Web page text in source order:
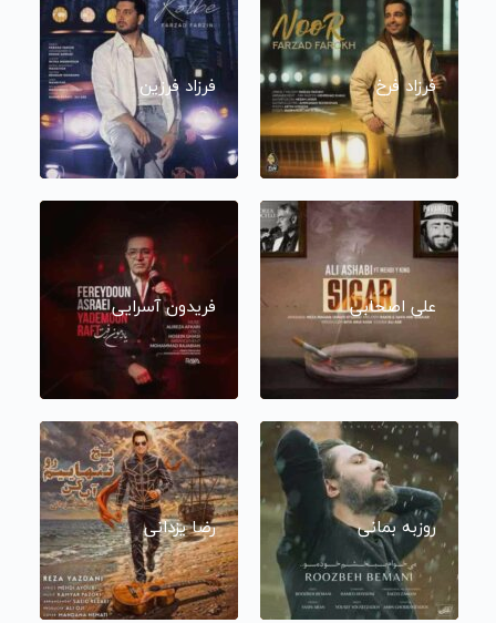
فرزاد فرخ فرزاد فرزین
علی اصحابی فریدون آسرایی
روزبه بمانی رضا یزدانی